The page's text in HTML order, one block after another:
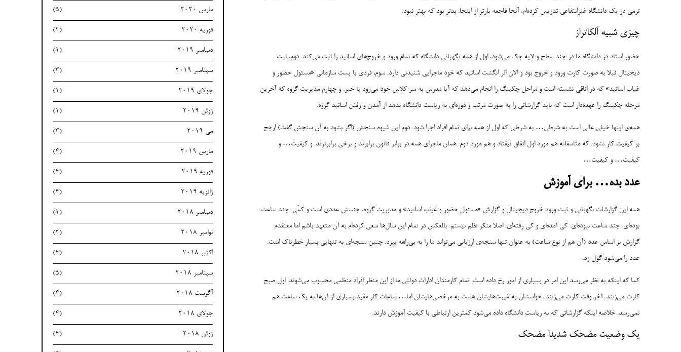
ترمی در یک دانشگاه غیرانتفاعی تدریس کرده‌ام، آنجا فاجعه بارتر از اینجا. بدتر بود که بهتر نبود.
چیزی شبیه آلکاتراز
حضور استاد در دانشگاه ما در چند سطح و لایه چک می‌شود، اول از همه نگهبانی دانشگاه که تمام ورود و خروج‌های اساتید را ثبت می‌کند. دوم، ثبت
دیجیتال قبلا به صورت کارت ورود و خروج بود و الان اثر انگشت اساتید که خود ماجرایی شنیدنی دارد. سوم، فردی با پست سازمانی «مسئول حضور و
غیاب اساتید» که در اتاقی نشسته است و مراحل چکینگ را انجام می‌دهد که آیا مدرس به سر کلاس خود می‌رود یا خیر. و چهارم مدیریت گروه که آخرین
مرحله چکینگ را عهده‌دار است که باید گزارشاتی را به صورت مرتب و دوره‌ای به ریاست دانشگاه بدهد از آمدن و رفتن اساتید گروه.
همه‌ی اینها خیلی عالی است به شرطی… به شرطی که اول از همه برای تمام افراد اجرا شود. دوم این شیوه سنجش (اگر بشود به آن سنجش گفت) ارجح
بر کیفیت کار نشود. که متاسفانه هم مورد اول اتفاق نیفتاد و هم مورد دوم. همان ماجرای همه در برابر قانون برابرند و برخی برابرترند. و کیفیت… و
کیفیت… و کیفیت…
عدد بده… برای آموزش
همه این گزارشات نگهبانی و ثبت ورود خروج دیجیتال و گزارش «مسئول حضور و غیاب اساتید» و مدیریت گروه، جنسش عددی است و کمّی. چند ساعت
بوده‌ای. چند ساعت نبوده‌ای. کی آمده‌ای و کی رفته‌ای. اصلا منکر نظم نیستم. بالعکس در تمام این سال‌ها سعی کرده‌ام به آن متعهد باشم اما معتقدم
گزارش بر اساس عدد (آن هم از نوع ساعت) به عنوان تنها سنجه‌ی ارزیابی می‌تواند ما را به بی‌راهه ببرد. چنین سنجه‌ای به تنهایی بسیار خطرناک است.
عدد را می‌شود گول زد.
کما که اینکه به نظر می‌رسد این امر در بسیاری از امور رخ داده است. تمام کارمندان ادارات دولتی ما از این منظر افراد منظمی محسوب می‌شوند. اول صبح
کارت می‌زنند. آخر وقت کارت می‌زنند. حواسشان به غیبت‌هایشان هست به مرخصی‌هایشان اما… ساعات کار مفید بسیاری از آن‌ها به یک ساعت هم
نمی‌رسد. خلاصه اینکه گزارشاتی که به ریاست دانشگاه داده می‌شود کمترین ارتباطی با کیفیت آموزش دارند.
یک وضعیت مضحک شدیدا مضحک
مارس 2020 (5)
فوریه 2020 (2)
دسامبر 2019 (1)
سپتامبر 2019 (3)
جولای 2019 (1)
ژوئن 2019 (1)
می 2019 (3)
مارس 2019 (4)
فوریه 2019 (4)
ژانویه 2019 (4)
دسامبر 2018 (1)
نوامبر 2018 (2)
اکتبر 2018 (4)
سپتامبر 2018 (5)
آگوست 2018 (4)
جولای 2018 (4)
ژوئن 2018 (4)